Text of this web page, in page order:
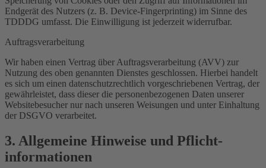
Endgerät des Nutzers (z. B. Device-Fingerprinting) im Sinne des
TDDDG umfasst. Die Einwilligung ist jederzeit widerrufbar.
Auftragsverarbeitung
Wir haben einen Vertrag über Auftragsverarbeitung (AVV) zur
Nutzung des oben genannten Dienstes geschlossen. Hierbei handelt
es sich um einen datenschutzrechtlich vorgeschriebenen Vertrag, der
gewährleistet, dass dieser die personenbezogenen Daten unserer
Websitebesucher nur nach unseren Weisungen und unter Einhaltung
der DSGVO verarbeitet.
3. Allgemeine Hinweise und Pflicht­
informationen